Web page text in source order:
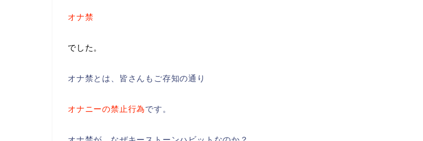
オナ禁
でした。
オナ禁とは、皆さんもご存知の通り
オナニーの禁止行為です。